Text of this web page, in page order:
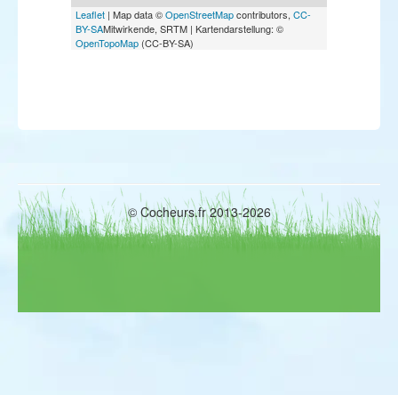
Leaflet | Map data ©OpenStreetMapcontributors, CC-
BY-SAMitwirkende, SRTM | Kartendarstellung: ©
OpenTopoMap (CC-BY-SA)
© Cocheurs.fr 2013-2026